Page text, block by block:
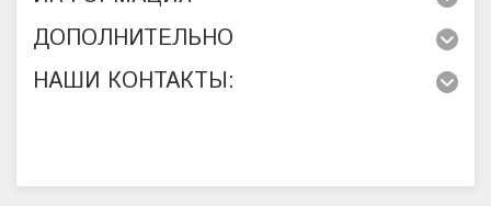
ДОПОЛНИТЕЛЬНО
НАШИ КОНТАКТЫ: